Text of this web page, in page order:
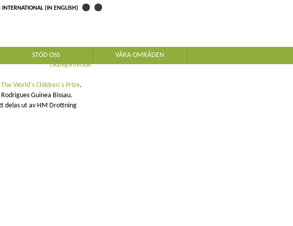
INTERNATIONAL (IN ENGLISH)
STÖD OSS VÅRA OMRÅDEN
PRIZE
Okategoriserade
The World´s Children´s Prize.
Guinea Bissau.
delas ut av HM Drottning